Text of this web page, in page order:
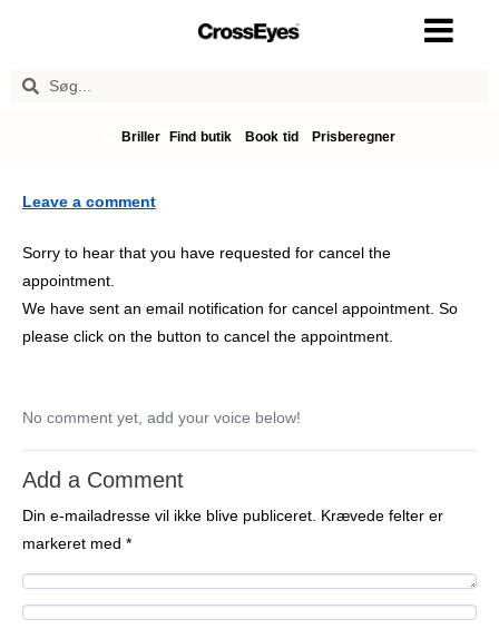
Briller Find butik Book tid Prisberegner
Leave a comment
Sorry to hear that you have requested for cancel the
appointment.
We have sent an email notification for cancel appointment. So
please click on the button to cancel the appointment.
No comment yet, add your voice below!
Add a Comment
Din e-mailadresse vil ikke blive publiceret. Krævede felter er
markeret med *
C
oN